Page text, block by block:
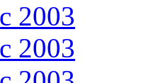
2003
2003